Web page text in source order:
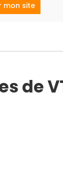
mon site
de